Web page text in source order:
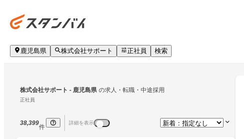
鹿児島県 株式会社サポート 正社員 検索
株式会社サポート - 鹿児島県 の求人・転職・中途採用
正社員
38,399
件
詳細を表示